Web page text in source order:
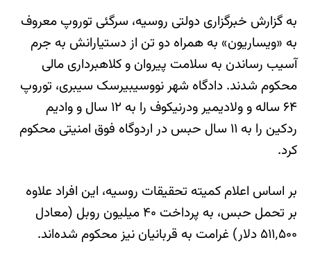
به گزارش خبرگزاری دولتی روسیه، سرگئی توروپ معروف
به «ویساریون» به همراه دو تن از دستیارانش به جرم
آسیب رساندن به سلامت پیروان و کلاهبرداری مالی
محکوم شدند. دادگاه شهر نووسیبیرسک سیبری، توروپ
۶۴ ساله و ولادیمیر ودرنیکوف را به ۱۲ سال و وادیم
ردکین را به ۱۱ سال حبس در اردوگاه فوق امنیتی محکوم
کرد.
بر اساس اعلام کمیته تحقیقات روسیه، این افراد علاوه
بر تحمل حبس، به پرداخت ۴۰ میلیون روبل (معادل
۵۱۱٬۵۰۰ دلار) غرامت به قربانیان نیز محکوم شده‌اند.